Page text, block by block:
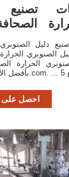
تصنيع
دليل الصنوبري
الصنوبري
الحرارة
احصل على